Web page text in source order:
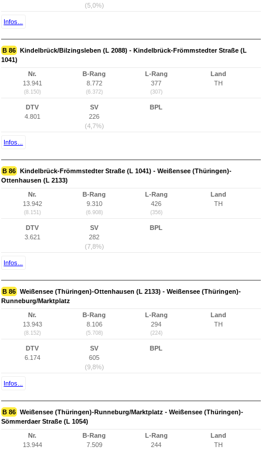
(5,0%)
Infos...
B 86 Kindelbrück/Bilzingsleben (L 2088) - Kindelbrück-Frömmstedter Straße (L
1041)
Nr.
13.941
(8.150)
B-Rang
8.772
(6.372)
L-Rang
377
(307)
Land
TH
DTV
4.801
SV
226
(4,7%)
BPL
Infos...
B 86 Kindelbrück-Frömmstedter Straße (L 1041) - Weißensee (Thüringen)-
Ottenhausen (L 2133)
Nr.
13.942
(8.151)
B-Rang
9.310
(6.908)
L-Rang
426
(356)
Land
TH
DTV
3.621
SV
282
(7,8%)
BPL
Infos...
B 86 Weißensee (Thüringen)-Ottenhausen (L 2133) - Weißensee (Thüringen)-
Runneburg/Marktplatz
Nr.
13.943
(8.152)
B-Rang
8.106
(5.708)
L-Rang
294
(224)
Land
TH
DTV
6.174
SV
605
(9,8%)
BPL
Infos...
B 86 Weißensee (Thüringen)-Runneburg/Marktplatz - Weißensee (Thüringen)-
Sömmerdaer Straße (L 1054)
Nr.
13.944
B-Rang
7.509
L-Rang
244
Land
TH